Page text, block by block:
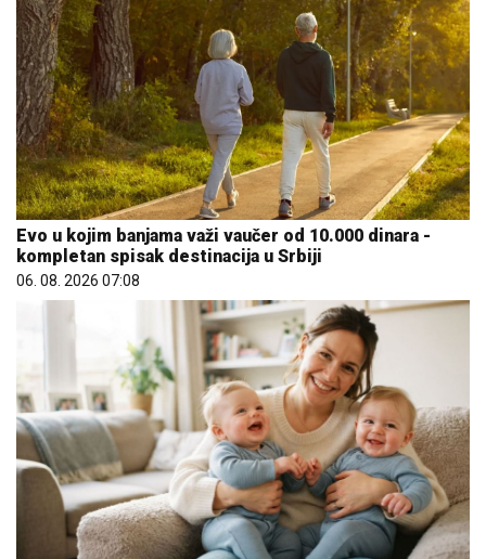
Evo u kojim banjama važi vaučer od 10.000 dinara -
kompletan spisak destinacija u Srbiji
06. 08. 2026 07:08